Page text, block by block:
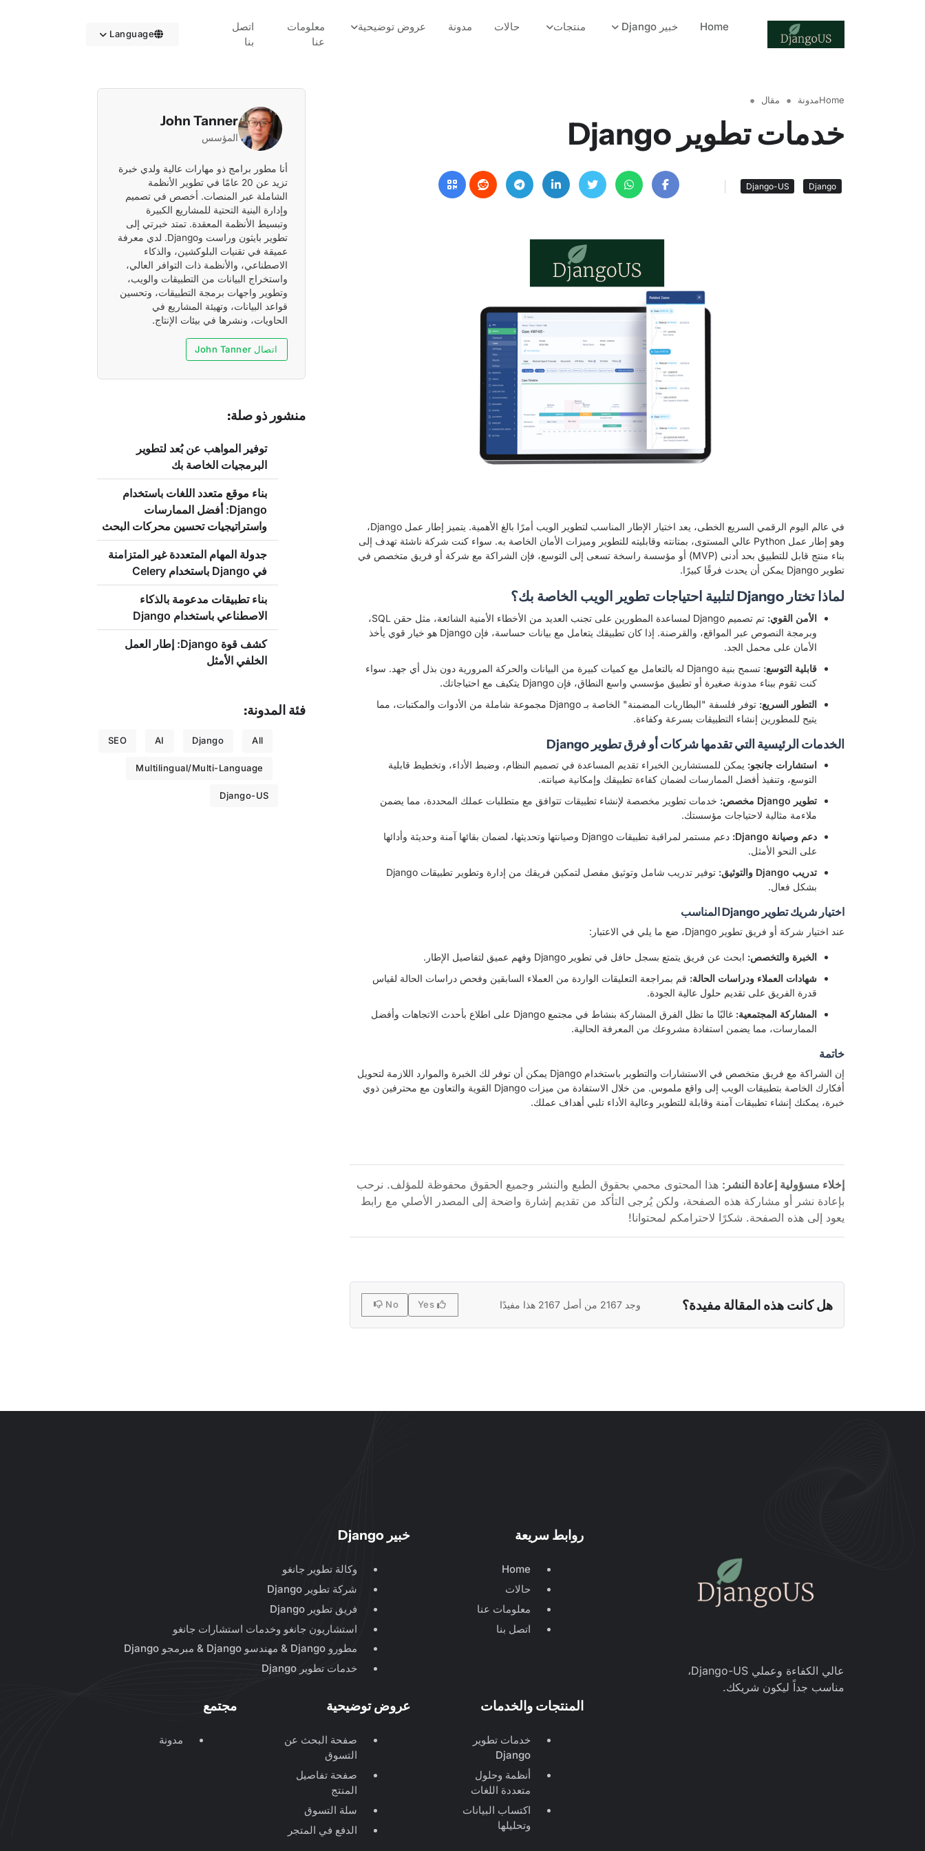
Home خبير Django منتجات حالات مدونة عروض توضيحية
معلومات
عنا
اتصل
بنا
Language
Homeمدونة مقال
خدمات تطوير Django
Django
Django-US
في عالم اليوم الرقمي السريع الخطى، يعد اختيار الإطار المناسب لتطوير الويب أمرًا بالغ الأهمية. يتميز إطار عمل Django،
وهو إطار عمل Python عالي المستوى، بمتانته وقابليته للتطوير وميزات الأمان الخاصة به. سواء كنت شركة ناشئة تهدف إلى
بناء منتج قابل للتطبيق بحد أدنى (MVP) أو مؤسسة راسخة تسعى إلى التوسع، فإن الشراكة مع شركة أو فريق متخصص في
تطوير Django يمكن أن يحدث فرقًا كبيرًا.
لماذا تختار Django لتلبية احتياجات تطوير الويب الخاصة بك؟
الأمن القوي:
تم تصميم Django لمساعدة المطورين على تجنب العديد من الأخطاء الأمنية الشائعة، مثل حقن SQL،
وبرمجة النصوص عبر المواقع، والقرصنة. إذا كان تطبيقك يتعامل مع بيانات حساسة، فإن Django هو خيار قوي يأخذ
الأمان على محمل الجد.
قابلية التوسع:
تسمح بنية Django له بالتعامل مع كميات كبيرة من البيانات والحركة المرورية دون بذل أي جهد. سواء
كنت تقوم ببناء مدونة صغيرة أو تطبيق مؤسسي واسع النطاق، فإن Django يتكيف مع احتياجاتك.
التطور السريع:
توفر فلسفة "البطاريات المضمنة" الخاصة بـ Django مجموعة شاملة من الأدوات والمكتبات، مما
يتيح للمطورين إنشاء التطبيقات بسرعة وكفاءة.
الخدمات الرئيسية التي تقدمها شركات أو فرق تطوير Django
استشارات جانجو: يمكن للمستشارين الخبراء تقديم المساعدة في تصميم النظام، وضبط الأداء، وتخطيط قابلية
التوسع، وتنفيذ أفضل الممارسات لضمان كفاءة تطبيقك وإمكانية صيانته.
تطوير Django مخصص:
خدمات تطوير مخصصة لإنشاء تطبيقات تتوافق مع متطلبات عملك المحددة، مما يضمن
ملاءمة مثالية لاحتياجات مؤسستك.
دعم وصيانة Django:
دعم مستمر لمراقبة تطبيقات Django وصيانتها وتحديثها، لضمان بقائها آمنة وحديثة وأدائها
على النحو الأمثل.
تدريب Django والتوثيق:
توفير تدريب شامل وتوثيق مفصل لتمكين فريقك من إدارة وتطوير تطبيقات Django
بشكل فعال.
اختيار شريك تطوير Django المناسب
عند اختيار شركة أو فريق تطوير Django، ضع ما يلي في الاعتبار:
الخبرة والتخصص: ابحث عن فريق يتمتع بسجل حافل في تطوير Django وفهم عميق لتفاصيل الإطار.
شهادات العملاء ودراسات الحالة: قم بمراجعة التعليقات الواردة من العملاء السابقين وفحص دراسات الحالة لقياس
قدرة الفريق على تقديم حلول عالية الجودة.
المشاركة المجتمعية:
غالبًا ما تظل الفرق المشاركة بنشاط في مجتمع Django على اطلاع بأحدث الاتجاهات وأفضل
الممارسات، مما يضمن استفادة مشروعك من المعرفة الحالية.
خاتمة
إن الشراكة مع فريق متخصص في الاستشارات والتطوير باستخدام Django يمكن أن توفر لك الخبرة والموارد اللازمة لتحويل
أفكارك الخاصة بتطبيقات الويب إلى واقع ملموس. من خلال الاستفادة من ميزات Django القوية والتعاون مع محترفين ذوي
خبرة، يمكنك إنشاء تطبيقات آمنة وقابلة للتطوير وعالية الأداء تلبي أهداف عملك.
إخلاء مسؤولية إعادة النشر: هذا المحتوى محمي بحقوق الطبع والنشر وجميع الحقوق محفوظة للمؤلف. نرحب
بإعادة نشر أو مشاركة هذه الصفحة، ولكن يُرجى التأكد من تقديم إشارة واضحة إلى المصدر الأصلي مع رابط
يعود إلى هذه الصفحة. شكرًا لاحترامكم لمحتوانا!
هل كانت هذه المقالة مفيدة؟ وجد 2167 من أصل 2167 هذا مفيدًا No
John Tanner
المؤسس
أنا مطور برامج ذو مهارات عالية ولدي خبرة
تزيد عن 20 عامًا في تطوير الأنظمة
الشاملة عبر المنصات. أخصص في تصميم
وإدارة البنية التحتية للمشاريع الكبيرة
وتبسيط الأنظمة المعقدة. تمتد خبرتي إلى
تطوير بايثون وراست وDjango. لدي معرفة
عميقة في تقنيات البلوكشين، والذكاء
الاصطناعي، والأنظمة ذات التوافر العالي،
واستخراج البيانات من التطبيقات والويب،
وتطوير واجهات برمجة التطبيقات، وتحسين
قواعد البيانات، وتهيئة المشاريع في
الحاويات، ونشرها في بيئات الإنتاج.
اتصال John Tanner
منشور ذو صلة:
توفير المواهب عن بُعد لتطوير
البرمجيات الخاصة بك
بناء موقع متعدد اللغات باستخدام
Django: أفضل الممارسات
واستراتيجيات تحسين محركات البحث
جدولة المهام المتعددة غير المتزامنة
في Django باستخدام Celery
بناء تطبيقات مدعومة بالذكاء
الاصطناعي باستخدام Django
كشف قوة Django: إطار العمل
الخلفي الأمثل
فئة المدونة:
All
Django
AI
SEO
Multilingual/Multi-Language
Django-US
عالي الكفاءة وعملي Django-US،
مناسب جداً ليكون شريكك.
روابط سريعة
Home
حالات
معلومات عنا
اتصل بنا
خبير Django
وكالة تطوير جانغو
شركة تطوير Django
فريق تطوير Django
استشاريون جانغو وخدمات استشارات جانغو
مطورو Django & مهندسو Django & مبرمجو Django
خدمات تطوير Django
المنتجات والخدمات
خدمات تطوير
Django
أنظمة وحلول
متعددة اللغات
اكتساب البيانات
وتحليلها
عروض توضيحية
صفحة البحث عن
التسوق
صفحة تفاصيل
المنتج
سلة التسوق
الدفع في المتجر
مجتمع
مدونة